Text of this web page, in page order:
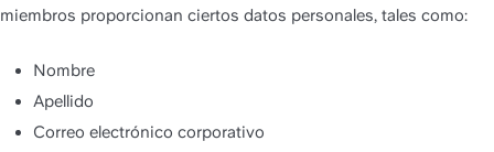
miembros proporcionan ciertos datos personales, tales como:
Nombre
Apellido
Correo electrónico corporativo